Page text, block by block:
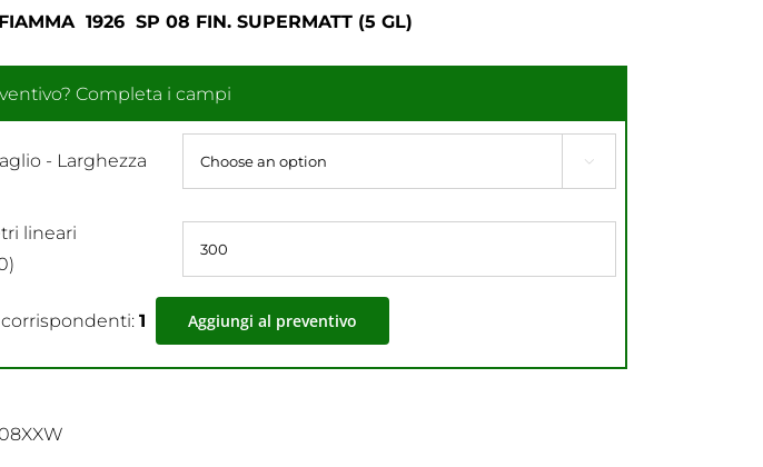
1926 SP 08 FIN. SUPERMATT (5 GL)
- Larghezza 
lineari
1 Aggiungi al preventivo